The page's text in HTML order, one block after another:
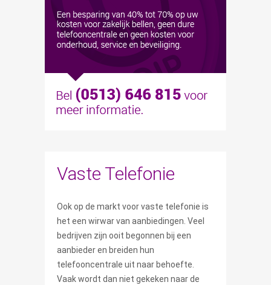
Vaste Telefonie
Ook op de markt voor vaste telefonie is
het een wirwar van aanbiedingen. Veel
bedrijven zijn ooit begonnen bij een
aanbieder en breiden hun
telefooncentrale uit naar behoefte.
Vaak wordt dan niet gekeken naar de